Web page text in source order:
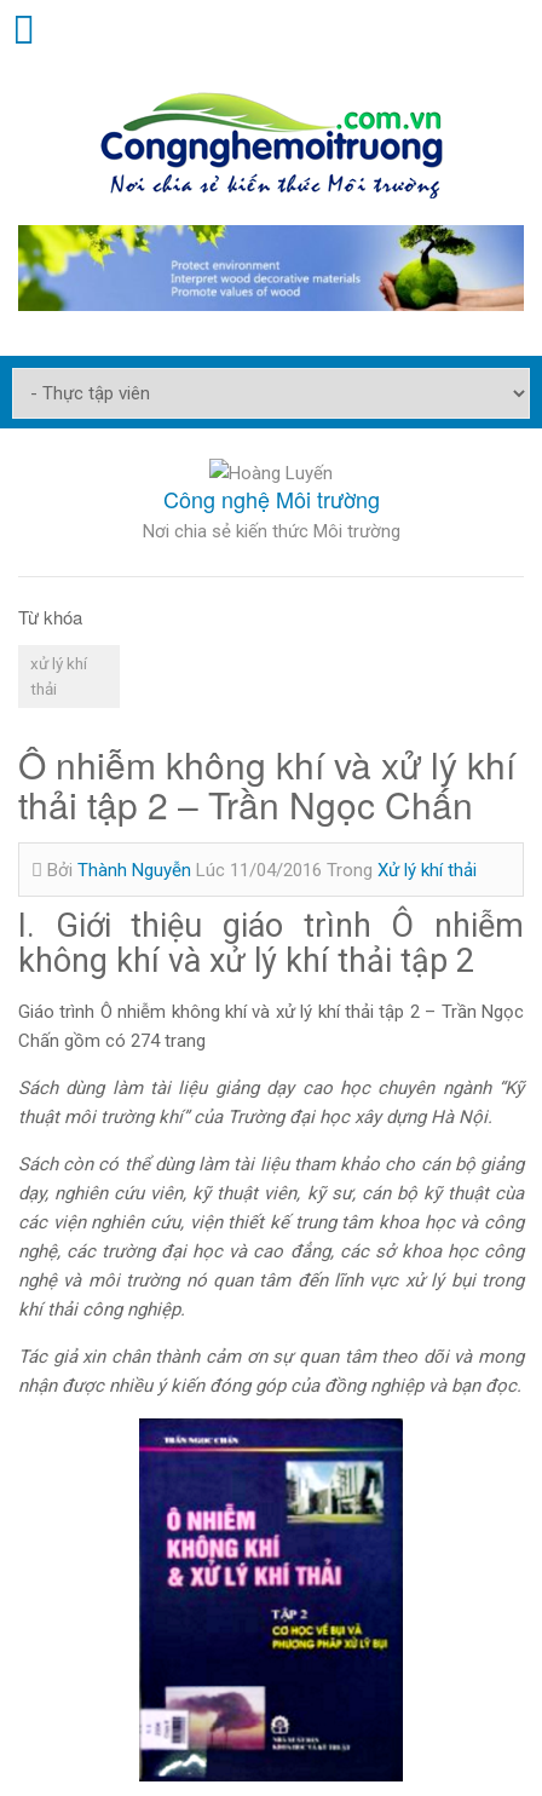
Công nghệ Môi trường
Nơi chia sẻ kiến thức Môi trường
Từ khóa
xử lý khí
thải
Ô nhiễm không khí và xử lý khí
thải tập 2 – Trần Ngọc Chấn
Bởi Thành Nguyễn Lúc 11/04/2016 Trong Xử lý khí thải
I. Giới thiệu giáo trình Ô nhiễm
không khí và xử lý khí thải tập 2
Giáo trình Ô nhiễm không khí và xử lý khí thải tập 2 – Trần Ngọc
Chấn gồm có 274 trang
Sách dùng làm tài liệu giảng dạy cao học chuyên ngành “Kỹ
thuật môi trường khí” của Trường đại học xâydựng Hà Nội.
Sách còn có thể dùng làm tài liệu tham khảo cho cán bộ giảng
dạy, nghiên cứu viên, kỹ thuật viên, kỹ sư, cán bộ kỹ thuật cùa
các viện nghiên cứu, viện thiết kế trung tâm khoa học và công
nghệ, các trường đại học và cao đẳng, các sởkhoa học công
nghệ và môi trường nó quan tâm đến lĩnh vực xử lý bụitrong
khí thải công nghiệp.
Tác giả xin chân thành cảm ơn sự quan tâm theo dõi và mong
nhận được nhiều ý kiến đóng góp của đồng nghiệp và bạn đọc.